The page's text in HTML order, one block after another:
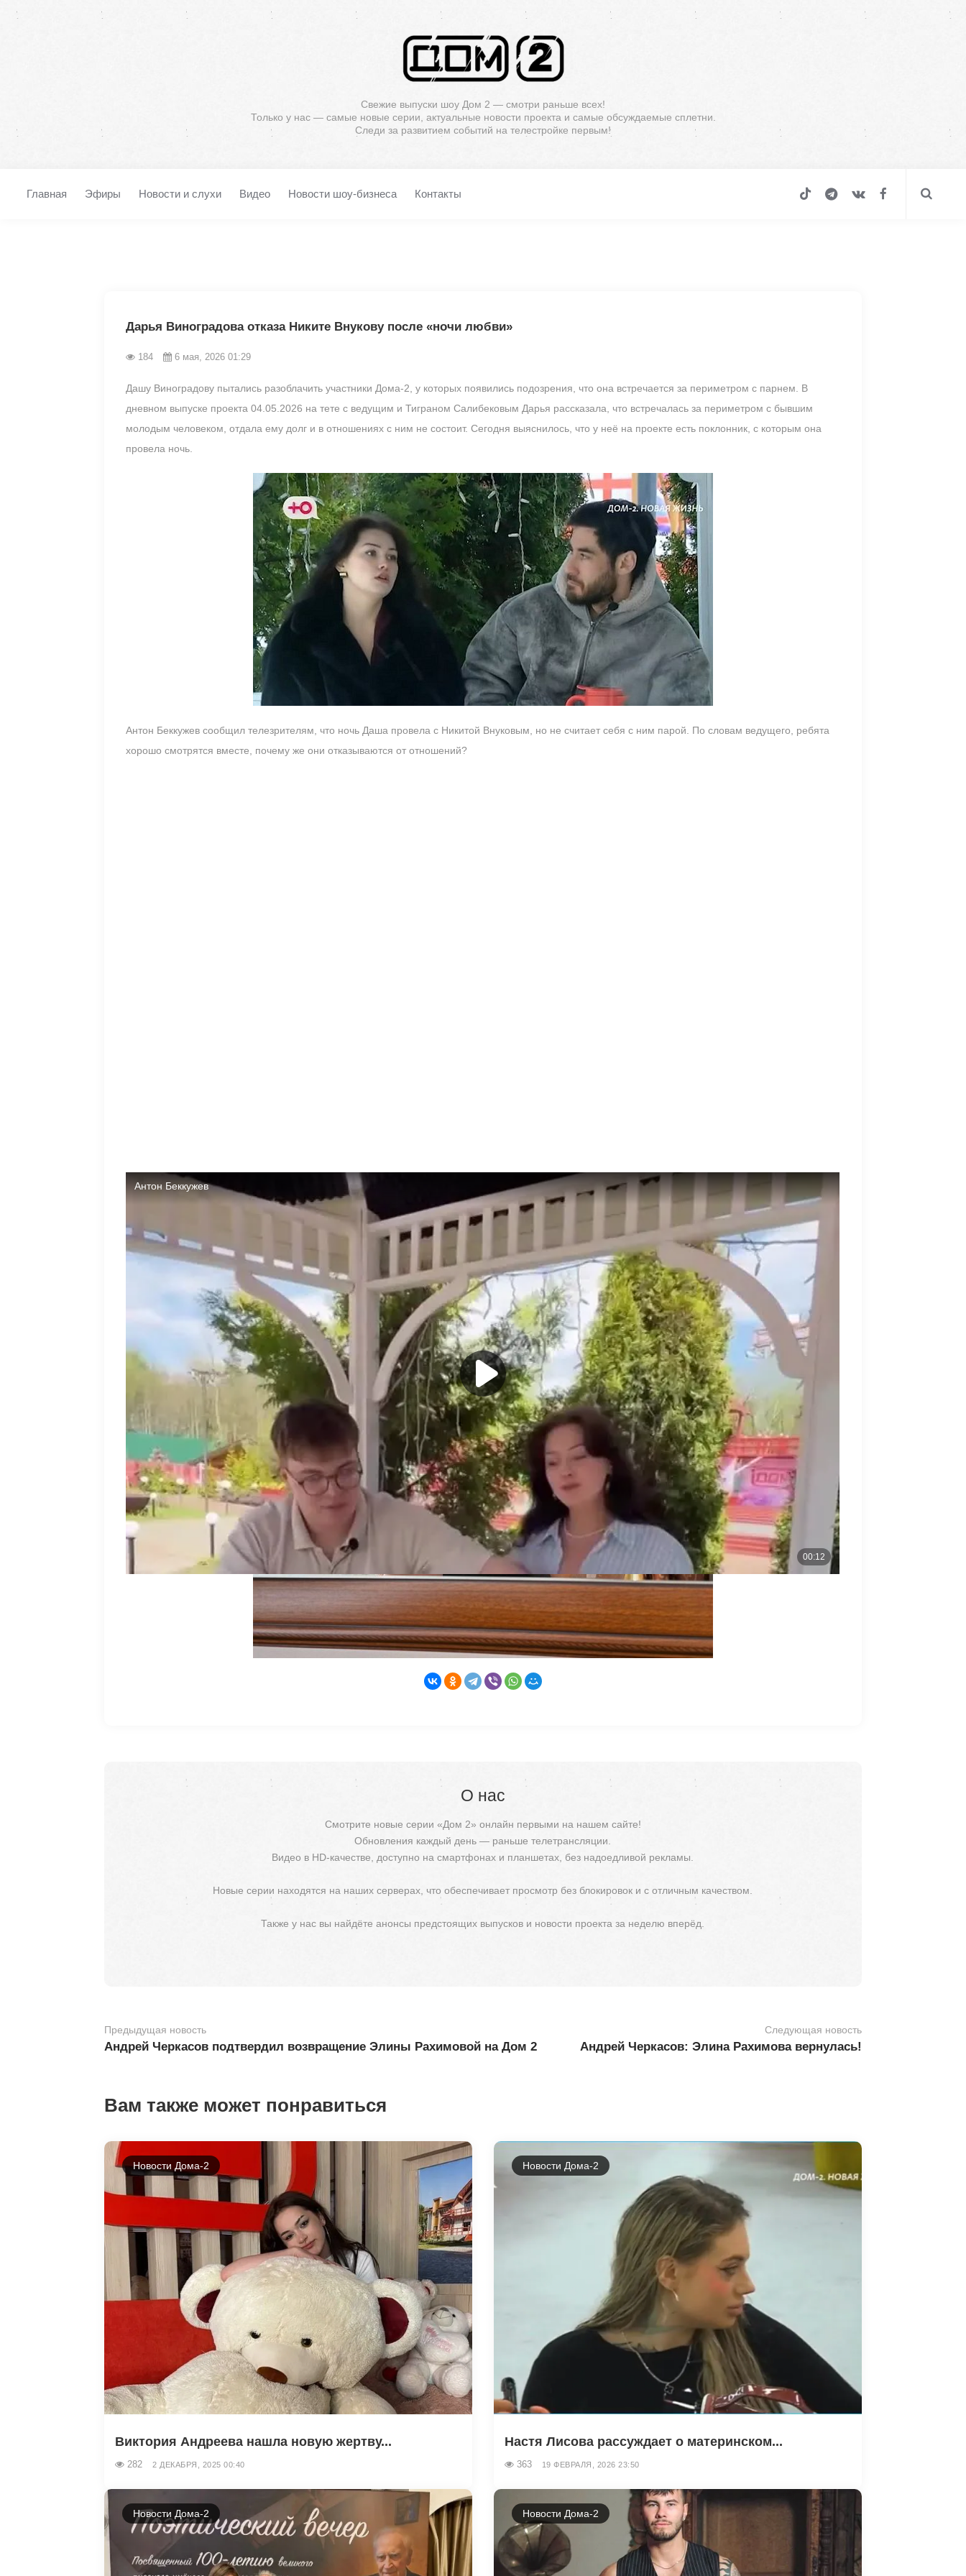
Свежие выпуски шоу Дом 2 — смотри раньше всех!
Только у нас — самые новые серии, актуальные новости проекта и самые обсуждаемые сплетни.
Следи за развитием событий на телестройке первым!
Главная Эфиры Новости и слухи Видео Новости шоу-бизнеса Контакты
Дарья Виноградова отказа Никите Внукову после «ночи любви»
184 6 мая, 2026 01:29
Дашу Виноградову пытались разоблачить участники Дома-2, у которых появились подозрения, что она встречается за периметром с парнем. В
дневном выпуске проекта 04.05.2026 на тете с ведущим и Тиграном Салибековым Дарья рассказала, что встречалась за периметром с бывшим
молодым человеком, отдала ему долг и в отношениях с ним не состоит. Сегодня выяснилось, что у неё на проекте есть поклонник, с которым она
провела ночь.
Антон Беккужев сообщил телезрителям, что ночь Даша провела с Никитой Внуковым, но не считает себя с ним парой. По словам ведущего, ребята
хорошо смотрятся вместе, почему же они отказываются от отношений?
Подробности узнаем из эфиров Дома-2 12.05.2026, Дарья несколько раз избегала ухода за ворота на голосовании. Всегда находился кто-то
уступающий ей место, как Нонна Щукина. 20-летний Никита не пара Виноградовой, но разве у неё есть другие варианты?
О нас
Смотрите новые серии «Дом 2» онлайн первыми на нашем сайте!
Обновления каждый день — раньше телетрансляции.
Видео в HD-качестве, доступно на смартфонах и планшетах, без надоедливой рекламы.
Новые серии находятся на наших серверах, что обеспечивает просмотр без блокировок и с отличным качеством.
Также у нас вы найдёте анонсы предстоящих выпусков и новости проекта за неделю вперёд.
Предыдущая новость
Андрей Черкасов подтвердил возвращение Элины Рахимовой на Дом 2
Следующая новость
Андрей Черкасов: Элина Рахимова вернулась!
Вам также может понравиться
Новости Дома-2
Виктория Андреева нашла новую жертву...
282 2 ДЕКАБРЯ, 2025 00:40
Новости Дома-2
Настя Лисова рассуждает о материнском...
363 19 ФЕВРАЛЯ, 2026 23:50
Новости Дома-2 Новости Дома-2